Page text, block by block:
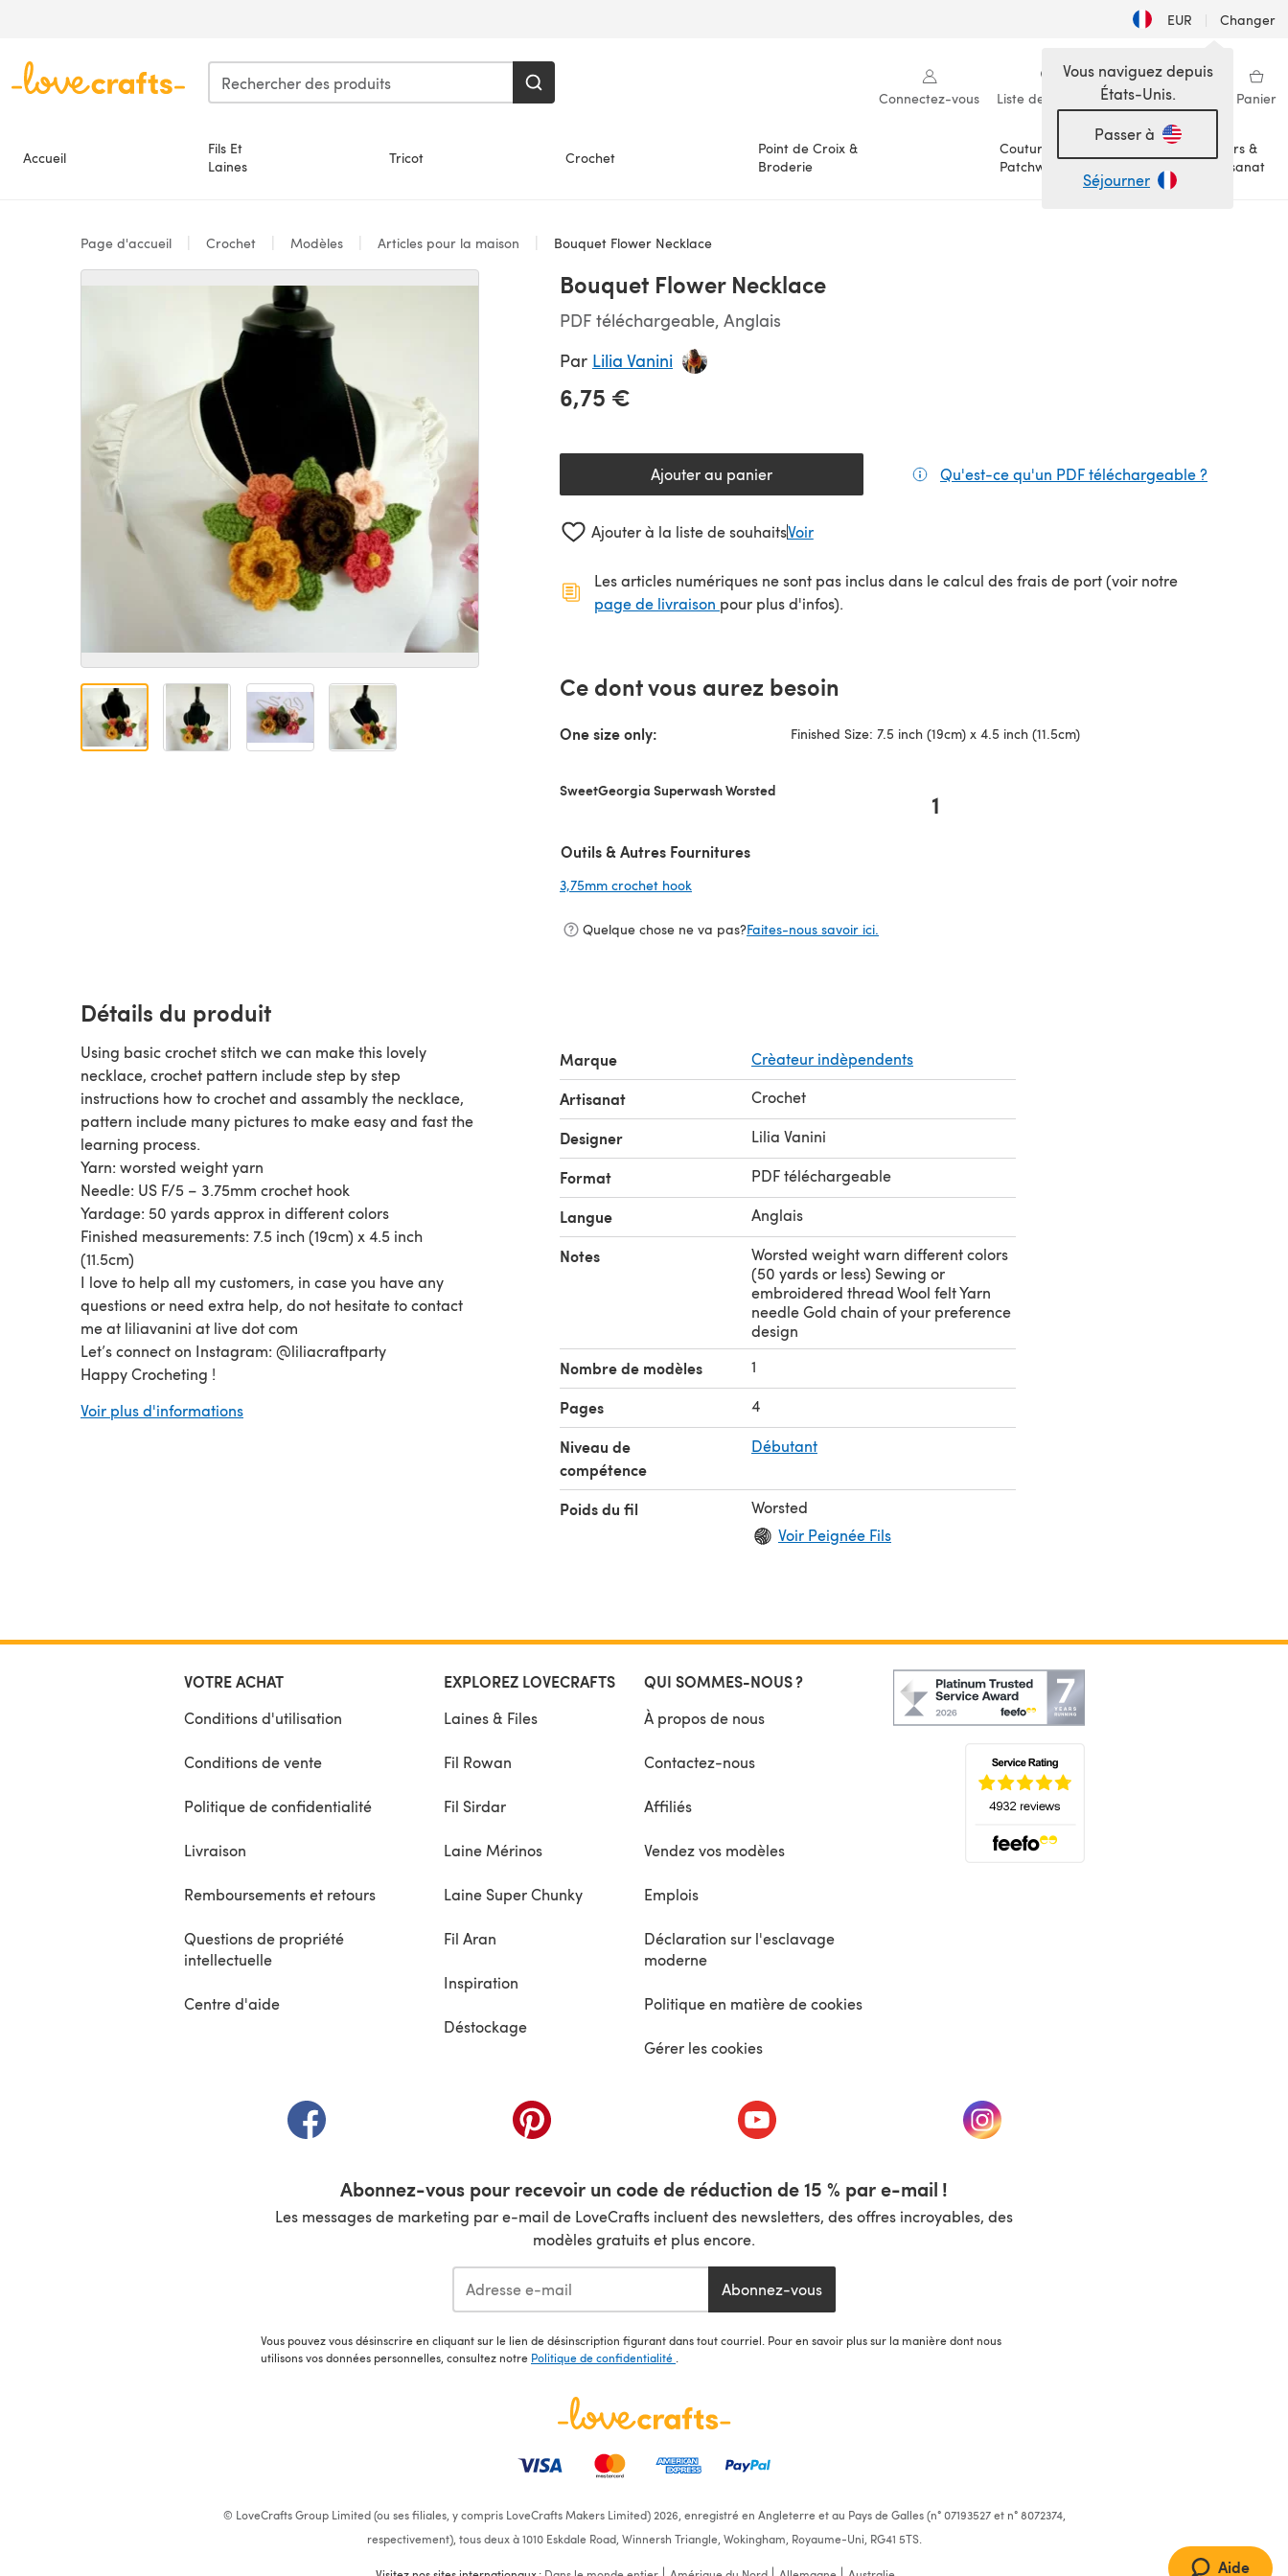
EUR | Changer
Connectez-vous Liste de souhaits Ma bibliothèque Panier
Accueil
Fils Et
Laines
Tricot Crochet
Point de Croix &
Broderie
Couture &
Patchwork
Loisirs &
Artisanat
Vous naviguez depuis
États-Unis.
Passer à
Séjourner
Page d'accueil Crochet Modèles Articles pour la maison Bouquet Flower Necklace
Bouquet Flower Necklace
PDF téléchargeable, Anglais
Par Lilia Vanini
6,75 €
Ajouter au panier Qu'est-ce qu'un PDF téléchargeable ?
Ajouter à la liste de souhaitsVoir
Les articles numériques ne sont pas inclus dans le calcul des frais de port (voir notre
page de livraison (s'ouvre dans un nouvel onglet)
pour plus d'infos).
Ce dont vous aurez besoin
One size only: Finished Size: 7.5 inch (19cm) x 4.5 inch (11.5cm)
SweetGeorgia Superwash Worsted 1
Outils & Autres Fournitures
3,75mm crochet hook
Quelque chose ne va pas?Faites-nous savoir ici.
Détails du produit
Using basic crochet stitch we can make this lovely
necklace, crochet pattern include step by step
instructions how to crochet and assambly the necklace,
pattern include many pictures to make easy and fast the
learning process.
Yarn: worsted weight yarn
Needle: US F/5 – 3.75mm crochet hook
Yardage: 50 yards approx in different colors
Finished measurements: 7.5 inch (19cm) x 4.5 inch
(11.5cm)
I love to help all my customers, in case you have any
questions or need extra help, do not hesitate to contact
me at liliavanini at live dot com
Let’s connect on Instagram: @liliacraftparty
Happy Crocheting !
Voir plus d'informations
Marque Crèateur indèpendents
Artisanat Crochet
Designer Lilia Vanini
Format PDF téléchargeable
Langue Anglais
Notes
Worsted weight warn different colors
(50 yards or less) Sewing or
embroidered thread Wool felt Yarn
needle Gold chain of your preference
design
Nombre de modèles 1
Pages 4
Niveau de
compétence
Débutant
Poids du fil
Worsted
Voir Peignée Fils
VOTRE ACHAT
Conditions d'utilisation
Conditions de vente
Politique de confidentialité
Livraison
Remboursements et retours
Questions de propriété
intellectuelle
Centre d'aide
EXPLOREZ LOVECRAFTS
Laines & Files
Fil Rowan
Fil Sirdar
Laine Mérinos
Laine Super Chunky
Fil Aran
Inspiration
Déstockage
QUI SOMMES-NOUS ?
À propos de nous
Contactez-nous
Affiliés
Vendez vos modèles
Emplois
Déclaration sur l'esclavage
moderne
Politique en matière de cookies
Gérer les cookies
(s'ouvre dans un nouvel onglet) (s'ouvre dans un nouvel onglet) (s'ouvre dans un nouvel onglet) (s'ouvre dans un nouvel onglet)
Abonnez-vous pour recevoir un code de réduction de 15 % par e-mail !
Les messages de marketing par e-mail de LoveCrafts incluent des newsletters, des offres incroyables, des
modèles gratuits et plus encore.
Abonnez-vous
Vous pouvez vous désinscrire en cliquant sur le lien de désinscription figurant dans tout courriel. Pour en savoir plus sur la manière dont nous
utilisons vos données personnelles, consultez notre Politique de confidentialité
© LoveCrafts Group Limited (ou ses filiales, y compris LoveCrafts Makers Limited) 2026, enregistré en Angleterre et au Pays de Galles (n° 07193527 et n° 8072374,
respectivement), tous deux à 1010 Eskdale Road, Winnersh Triangle, Wokingham, Royaume-Uni, RG41 5TS.
Aide